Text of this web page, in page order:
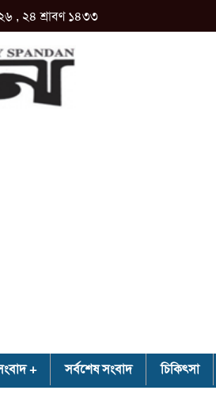
, ২৪ শ্রাবণ ১৪৩৩
সর্বশেষ সংবাদ চিকিৎসা